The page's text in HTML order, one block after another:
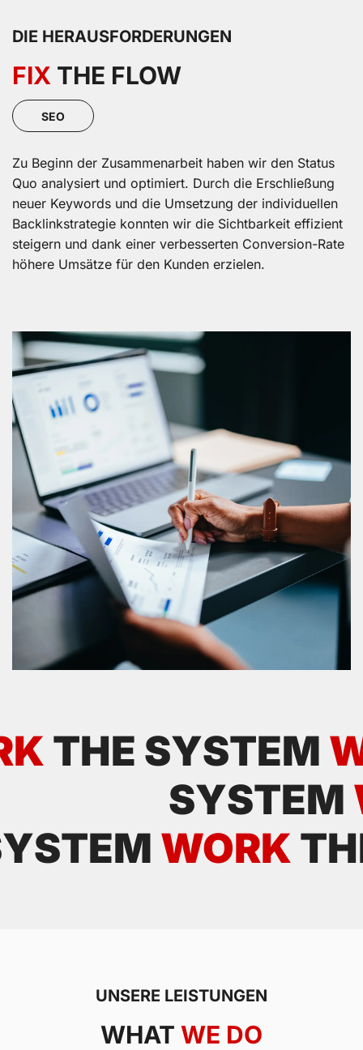
DIE HERAUSFORDERUNGEN
FIX THE FLOW
SEO
Zu Beginn der Zusammenarbeit haben wir den Status
Quo analysiert und optimiert. Durch die Erschließung
neuer Keywords und die Umsetzung der individuellen
Backlinkstrategie konnten wir die Sichtbarkeit effizient
steigern und dank einer verbesserten Conversion-Rate
höhere Umsätze für den Kunden erzielen.
THE SYSTEM
SYSTEM
WORK
UNSERE LEISTUNGEN
WHAT WE DO